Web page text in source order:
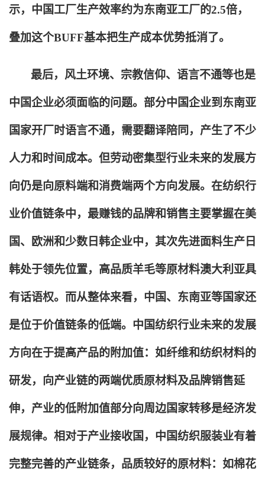
示，中国工厂生产效率约为东南亚工厂的2.5倍，
叠加这个BUFF基本把生产成本优势抵消了。
最后，风土环境、宗教信仰、语言不通等也是
中国企业必须面临的问题。部分中国企业到东南亚
国家开厂时语言不通，需要翻译陪同，产生了不少
人力和时间成本。但劳动密集型行业未来的发展方
向仍是向原料端和消费端两个方向发展。在纺织行
业价值链条中，最赚钱的品牌和销售主要掌握在美
国、欧洲和少数日韩企业中，其次先进面料生产日
韩处于领先位置，高品质羊毛等原材料澳大利亚具
有话语权。而从整体来看，中国、东南亚等国家还
是位于价值链条的低端。中国纺织行业未来的发展
方向在于提高产品的附加值：如纤维和纺织材料的
研发，向产业链的两端优质原材料及品牌销售延
伸，产业的低附加值部分向周边国家转移是经济发
展规律。相对于产业接收国，中国纺织服装业有着
完整完善的产业链条，品质较好的原材料：如棉花